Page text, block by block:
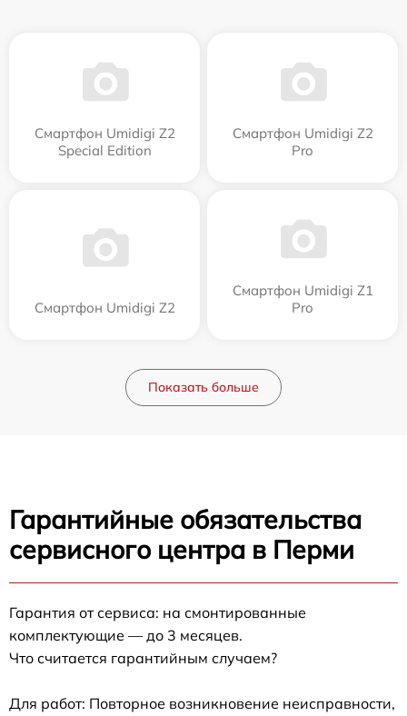
Смартфон Umidigi Z2
Special Edition
Смартфон Umidigi Z2
Pro
Смартфон Umidigi Z2
Смартфон Umidigi Z1
Pro
Показать больше
Гарантийные обязательства
сервисного центра в Перми
Гарантия от сервиса: на смонтированные
комплектующие — до 3 месяцев.
Что считается гарантийным случаем?
Для работ: Повторное возникновение неисправности,